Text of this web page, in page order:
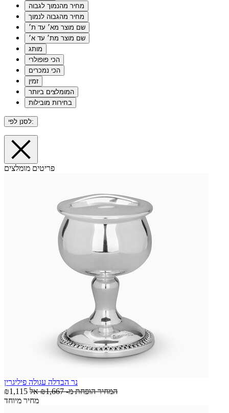
מחיר מהנמוך לגבוה
מחיר מהגבוה לנמוך
שם מוצר מא׳ עד ת׳
שם מוצר מת׳ עד א׳
מותג
הכי פופולרי
הכי נמכרים
זמין
המומלצים ביותר
בחירות מובילות
לסנן לפי:
פריטים מומלצים
נר הבדלה עגולה פיליגרין
₪1,115
המחיר הופחת מ-₪1,667 אל
מחיר מיוחד